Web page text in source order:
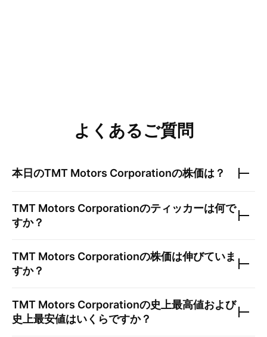
よくあるご質問
本日のTMT Motors Corporationの株価は？
TMT Motors Corporationのティッカーは何で
すか？
TMT Motors Corporationの株価は伸びていま
すか？
TMT Motors Corporationの史上最高値および
史上最安値はいくらですか？